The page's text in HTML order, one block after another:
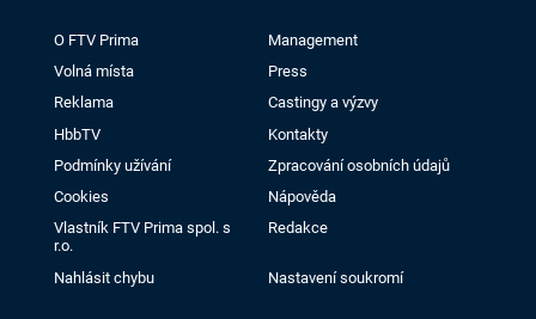
O FTV Prima
Management
Volná místa
Press
Reklama
Castingy a výzvy
HbbTV
Kontakty
Podmínky užívání
Zpracování osobních údajů
Cookies
Nápověda
Vlastník FTV Prima spol. s
r.o.
Redakce
Nahlásit chybu Nastavení soukromí